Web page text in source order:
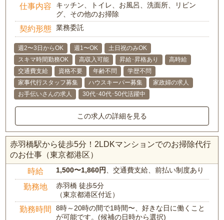
仕事内容
キッチン、トイレ、お風呂、洗面所、リビン
グ、その他のお掃除
契約形態 業務委託
週2〜3日からOK 週1〜OK
土日祝のみOK
スキマ時間勤務OK
高収入可能 昇給･昇格あり
高時給
交通費支給
資格不要 年齢不問
学歴不問
家事代行スタッフ募集
ハウスキーパー募集
家政婦の求人
お手伝いさんの求人
30代･40代･50代活躍中
この求人の詳細を見る
赤羽橋駅から徒歩5分！2LDKマンションでのお掃除代行
のお仕事（東京都港区）
時給 1,500〜1,860円、交通費支給、前払い制度あり
勤務地
赤羽橋 徒歩5分
（東京都港区付近）
勤務時間
8時～20時の間で1時間〜、好きな日に働くこと
が可能です。(候補の日時から選択)